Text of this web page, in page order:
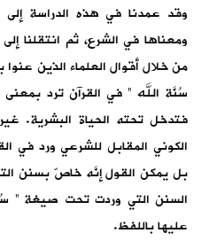
وقد عمدنا في هذه الدراسة
ومعناها في الشرع، ثم انتقلنا
من خلال أقوال العلماء الذين
سُنَّة الله ” في القرآن ترد
فتدخل تحته الحياة البشرية.
الكوني المقابل للشرعي ورد في
بل يمكن القول إنَّه خاصّ بسنن
السنن التي وردت تحت صيغة ”
عليها باللفظ.